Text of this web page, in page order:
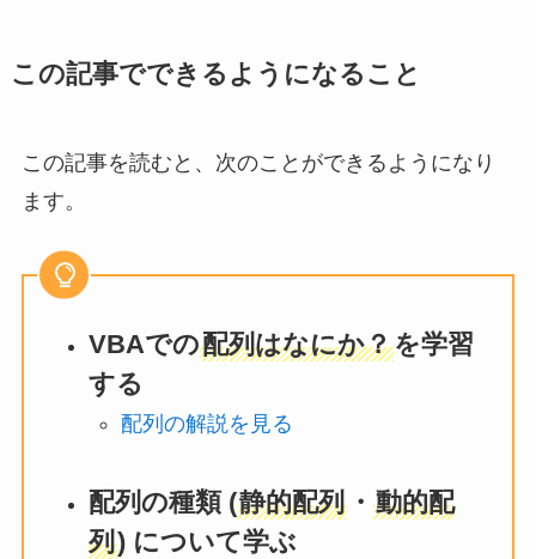
この記事でできるようになること
この記事を読むと、次のことができるようになり
ます。
VBAでの配列はなにか？を学習
する
配列の解説を見る
配列の種類 (静的配列・ 動的配
列) について学ぶ